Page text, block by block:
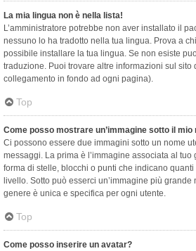
La mia lingua non è nella lista!
L’amministratore potrebbe non aver installato il
nessuno lo ha tradotto nella tua lingua. Prova a
possibile installare la tua lingua. Se non esiste
traduzione. Puoi trovare altre informazioni sul sito
collegamento in fondo ad ogni pagina).
Top
Come posso mostrare un’immagine sotto il mio
Ci possono essere due immagini sotto un nome
messaggi. La prima è l’immagine associata al
forma di stelle, blocchi o punti che indicano
livello. Sotto può esserci un’immagine più grande
genere è unica e specifica per ogni utente.
Top
Come posso inserire un avatar?